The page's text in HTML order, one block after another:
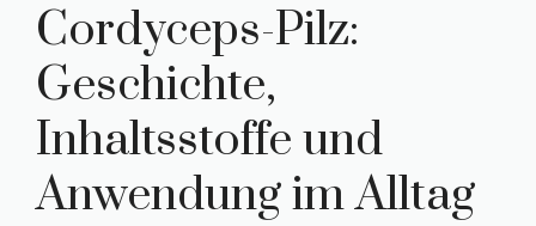
Cordyceps-Pilz:
Geschichte,
Inhaltsstoffe und
Anwendung im Alltag